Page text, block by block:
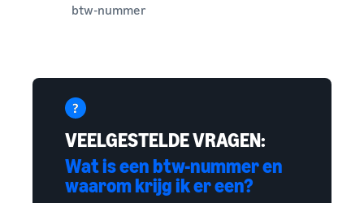
btw-nummer
VEELGESTELDE VRAGEN:
Wat is een btw-nummer en
waarom krijg ik er een?